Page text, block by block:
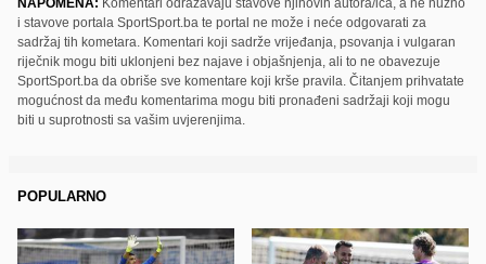
i stavove portala SportSport.ba te portal ne može i neće odgovarati za
sadržaj tih kometara. Komentari koji sadrže vrijeđanja, psovanja i vulgaran
riječnik mogu biti uklonjeni bez najave i objašnjenja, ali to ne obavezuje
SportSport.ba da obriše sve komentare koji krše pravila. Čitanjem prihvatate
mogućnost da među komentarima mogu biti pronađeni sadržaji koji mogu
biti u suprotnosti sa vašim uvjerenjima.
POPULARNO